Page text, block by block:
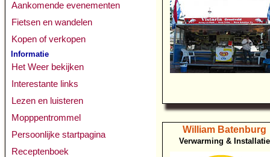
Aankomende evenementen
Fietsen en wandelen
Kopen of verkopen
Informatie
Het Weer bekijken
Interestante links
Lezen en luisteren
Mopppentrommel
Persoonlijke startpagina
Receptenboek
William Batenburg
Verwarming & Installatie